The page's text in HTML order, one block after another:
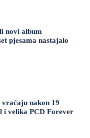
novi album
pjesama nastajalo
vraćaju nakon 19
i velika PCD Forever